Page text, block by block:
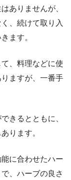
ありませんが、
、続けて取り入
ます。
、料理などに使
ますが、一番手
きるとともに、
ります。
に合わせたハー
、ハーブの良さ